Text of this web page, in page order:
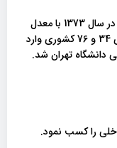
پس از پایان دوره دیپلم در دبیرستان نیکان ، در سال 1373 با معدل
12/19 وقتی 18 ساله بود با رتبه کنکور سراسری 34 و 76 کشوری وارد
دانشگاه تهران شد.